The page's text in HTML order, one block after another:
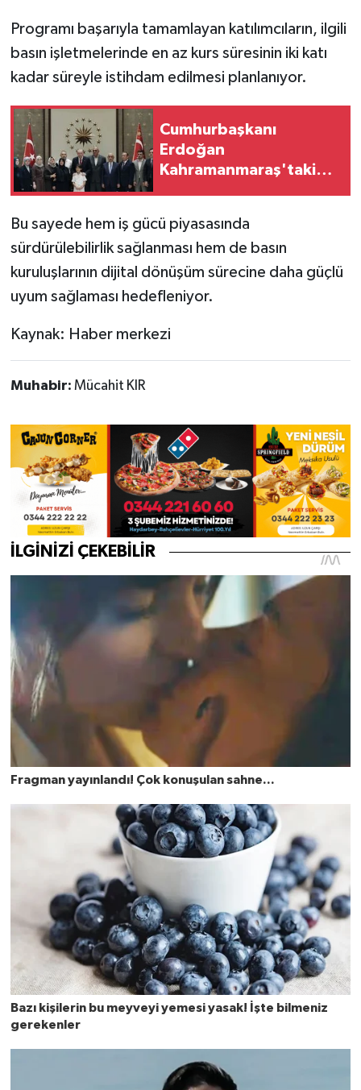
Programı başarıyla tamamlayan katılımcıların, ilgili
basın işletmelerinde en az kurs süresinin iki katı
kadar süreyle istihdam edilmesi planlanıyor.
Cumhurbaşkanı
Erdoğan
Kahramanmaraş'taki
görüştü
Bu sayede hem iş gücü piyasasında
sürdürülebilirlik sağlanması hem de basın
kuruluşlarının dijital dönüşüm sürecine daha güçlü
uyum sağlaması hedefleniyor.
Kaynak: Haber merkezi
Muhabir: Mücahit KIR